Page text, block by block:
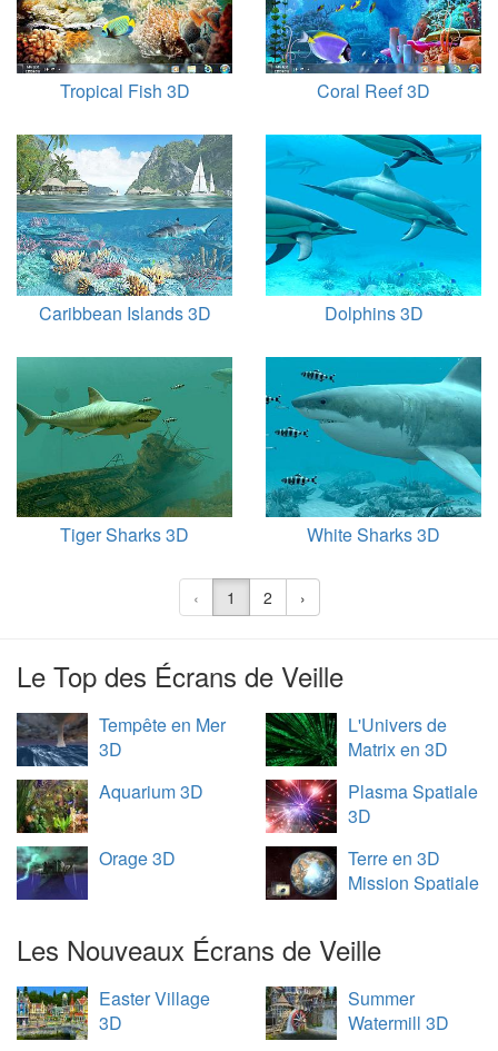
Tropical Fish 3D Coral Reef 3D
Caribbean Islands 3D Dolphins 3D
Tiger Sharks 3D White Sharks 3D
‹ 1 2 ›
Le Top des Écrans de Veille
Tempête en Mer
3D
L'Univers de
Matrix en 3D
Aquarium 3D
Plasma Spatiale
3D
Orage 3D
Terre en 3D
Mission Spatiale
Les Nouveaux Écrans de Veille
Easter Village
3D
Summer
Watermill 3D